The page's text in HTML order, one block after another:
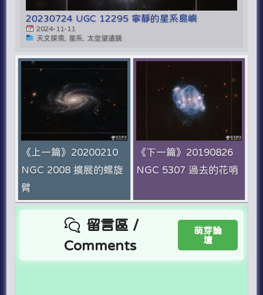
20230724 UGC 12295 寧靜的星系島嶼
2024-11-11
天文探索, 星系, 太空望遠鏡
《上一篇》20200210
NGC 2008 擴展的螺旋
臂
《下一篇》20190826
NGC 5307 過去的花哨
留言區 /
Comments
萌芽論
壇